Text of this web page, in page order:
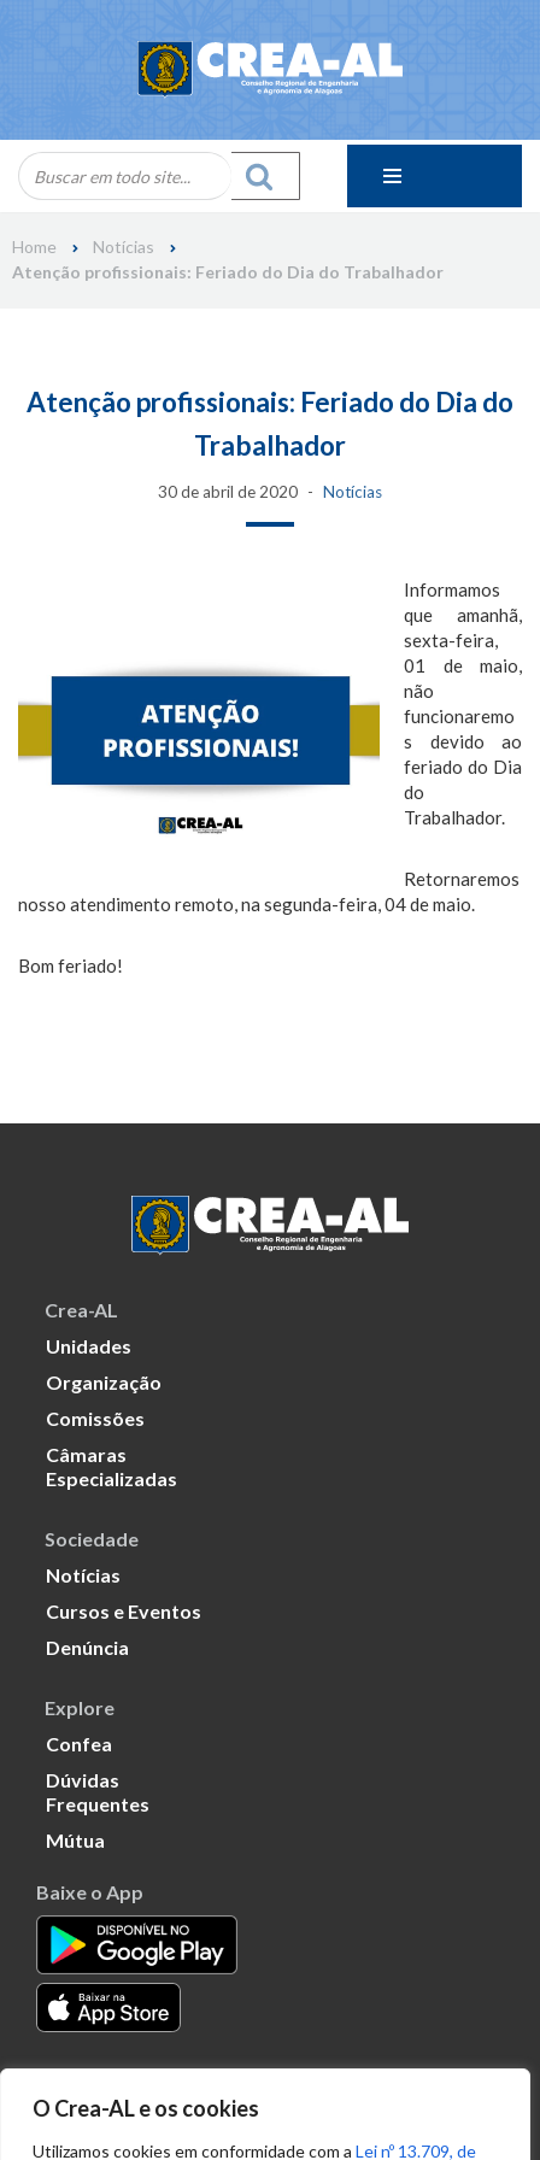
O Crea-AL e os cookies
Utilizamos cookies em conformidade com a Lei nº 13.709, de
Home
Notícias
Atenção profissionais: Feriado do Dia do Trabalhador
Atenção profissionais: Feriado do Dia do
Trabalhador
30 de abril de 2020 Notícias
Informamos
que amanhã,
sexta-feira,
01 de maio,
não
funcionaremo
s devido ao
feriado do Dia
do
Trabalhador.
Retornaremos
nosso atendimento remoto, na segunda-feira, 04 de maio.
Bom feriado!
Crea-AL
Unidades
Organização
Comissões
Câmaras
Especializadas
Sociedade
Notícias
Cursos e Eventos
Denúncia
Explore
Confea
Dúvidas
Frequentes
Mútua
Baixe o App
Transparência
Portal
Acesso à